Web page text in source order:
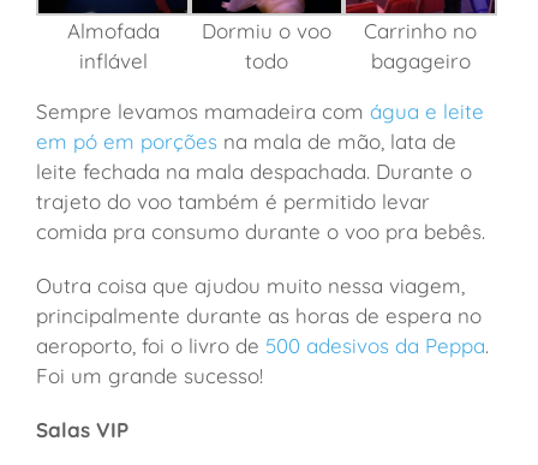
Almofada
inflável
Dormiu o voo
todo
Carrinho no
bagageiro
Sempre levamos mamadeira com água e leite
em pó em porçõesna mala de mão, lata de
leite fechada na mala despachada. Durante o
trajeto do voo também é permitido levar
comida pra consumo durante o voo pra bebês.
Outra coisa que ajudou muito nessa viagem,
principalmente durante as horas de espera no
aeroporto, foi o livro de 500 adesivos da Peppa.
Foi um grande sucesso!
Salas VIP